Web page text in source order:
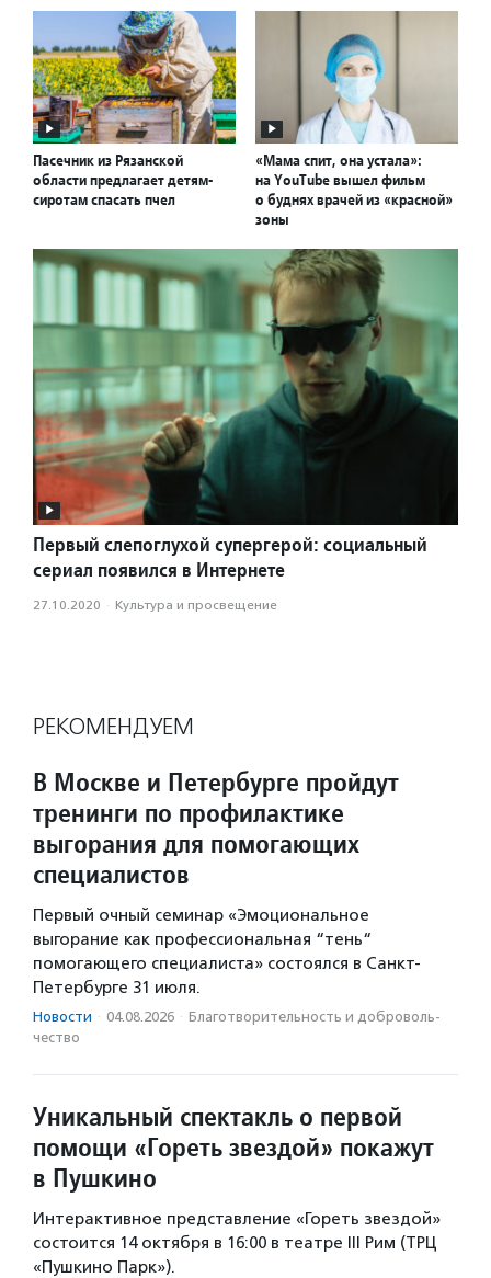
Пасечник из Рязанской
области предлагает детям-
сиротам спасать пчел
«Мама спит, она устала»:
на YouTube вышел фильм
о буднях врачей из «красной»
зоны
Первый слепоглухой супергерой: социальный
сериал появился в Интернете
27.10.2020 · Культура и просвещение
РЕКОМЕНДУЕМ
В Москве и Петербурге пройдут
тренинги по профилактике
выгорания для помогающих
специалистов
Первый очный семинар «Эмоциональное
выгорание как профессиональная “тень“
помогающего специалиста» состоялся в Санкт-
Петербурге 31 июля.
Новости · 04.08.2026 · Благотвори­тель­ность и доброволь­
чест­во
Уникальный спектакль о первой
помощи «Гореть звездой» покажут
в Пушкино
Интерактивное представление «Гореть звездой»
состоится 14 октября в 16:00 в театре III Рим (ТРЦ
«Пушкино Парк»).